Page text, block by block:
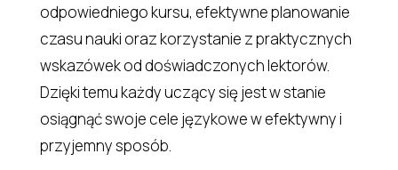
odpowiedniego kursu, efektywne planowanie
czasu nauki oraz korzystanie z praktycznych
wskazówek od doświadczonych lektorów.
Dzięki temu każdy uczący się jest w stanie
osiągnąć swoje cele językowe w efektywny i
przyjemny sposób.